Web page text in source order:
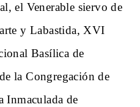
el Venerable siervo de
y Labastida, XVI
Basílica de
la Congregación de
Inmaculada de